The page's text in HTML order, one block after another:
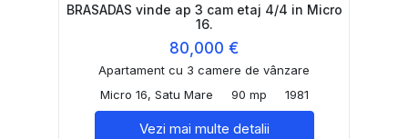
BRASADAS vinde ap 3 cam etaj 4/4 in Micro
16.
80,000 €
Apartament cu 3 camere de vânzare
Micro 16, Satu Mare
90 mp 1981
Vezi mai multe detalii